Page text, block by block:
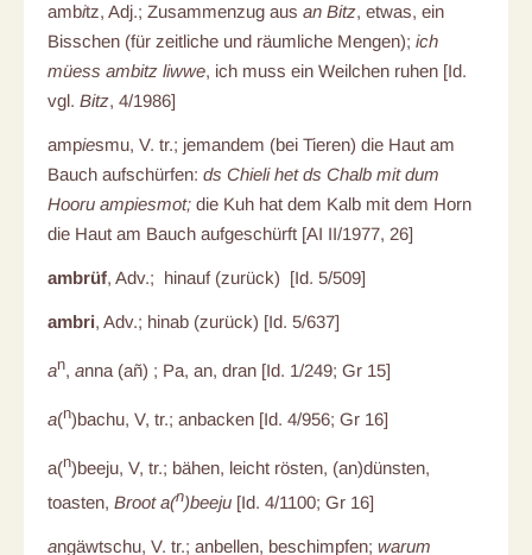
ambitz, Adj.; Zusammenzug aus an Bitz, etwas, ein
Bisschen (für zeitliche und räumliche Mengen); ich
müess ambitz liwwe, ich muss ein Weilchen ruhen [Id.
vgl. Bitz, 4/1986]
ampiesmu, V. tr.; jemandem (bei Tieren) die Haut am
Bauch aufschürfen: ds Chieli het ds Chalb mit dum
Hooru ampiesmot; die Kuh hat dem Kalb mit dem Horn
die Haut am Bauch aufgeschürft [AI II/1977, 26]
ambrüf, Adv.; hinauf (zurück) [Id. 5/509]
ambri, Adv.; hinab (zurück) [Id. 5/637]
an, anna (añ) ; Pa, an, dran [Id. 1/249; Gr 15]
a(n)bachu, V, tr.; anbacken [Id. 4/956; Gr 16]
a(n)beeju, V, tr.; bähen, leicht rösten, (an)dünsten,
toasten, Broot a(n)beeju [Id. 4/1100; Gr 16]
angäwtschu, V. tr.; anbellen, beschimpfen; warum